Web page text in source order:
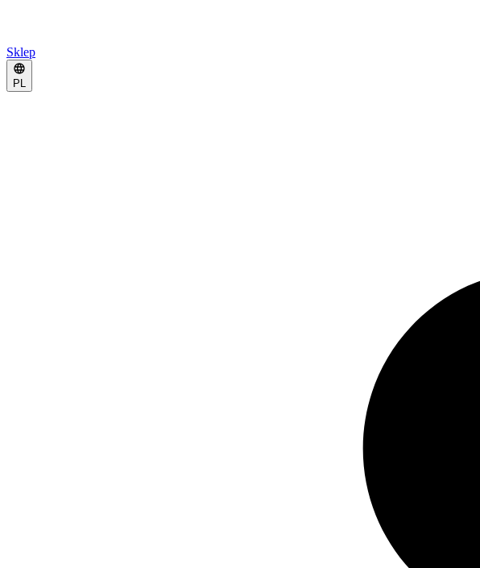
Sklep
PL